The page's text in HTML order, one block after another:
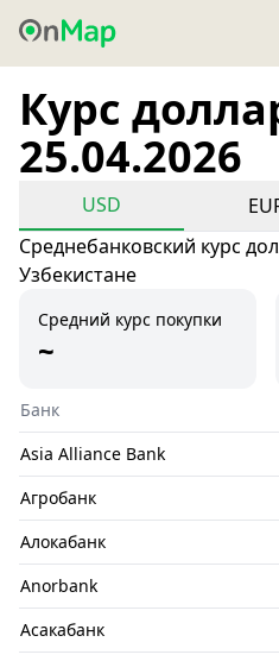
Курс
25.04.2026
USD
Среднебанковский курс
Узбекистане
Средний курс покупки
~
Банк
Asia Alliance Bank
Агробанк
Алокабанк
Anorbank
Асакабанк